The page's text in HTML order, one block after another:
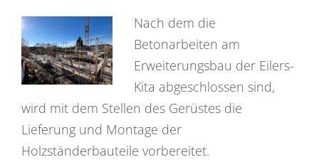
Nach dem die
Betonarbeiten am
Erweiterungsbau der Eilers-
Kita abgeschlossen sind,
wird mit dem Stellen des Gerüstes die
Lieferung und Montage der
Holzständerbauteile vorbereitet.